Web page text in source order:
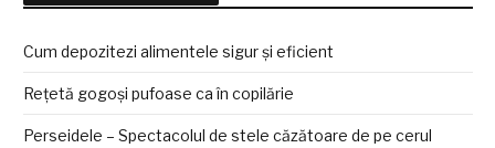
Cum depozitezi alimentele sigur și eficient
Rețetă gogoși pufoase ca în copilărie
Perseidele – Spectacolul de stele căzătoare de pe cerul